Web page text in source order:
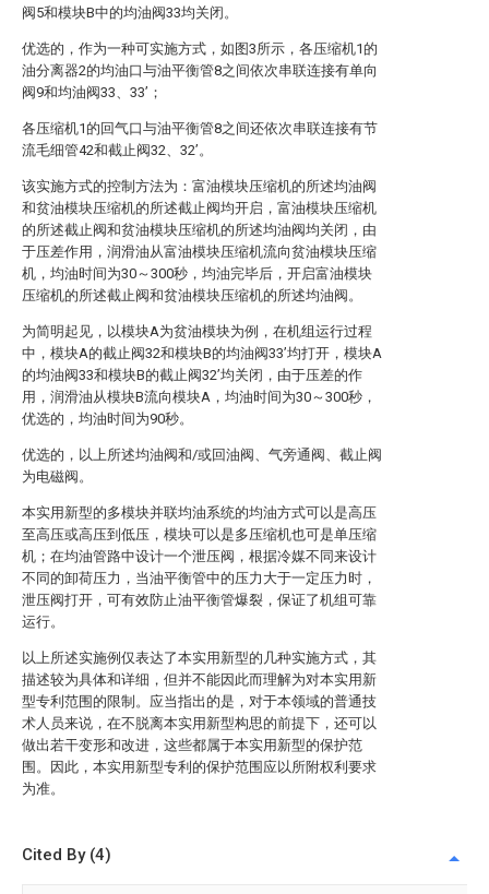
阀5和模块B中的均油阀33均关闭。
优选的，作为一种可实施方式，如图3所示，各压缩机1的
油分离器2的均油口与油平衡管8之间依次串联连接有单向
阀9和均油阀33、33’；
各压缩机1的回气口与油平衡管8之间还依次串联连接有节
流毛细管42和截止阀32、32’。
该实施方式的控制方法为：富油模块压缩机的所述均油阀
和贫油模块压缩机的所述截止阀均开启，富油模块压缩机
的所述截止阀和贫油模块压缩机的所述均油阀均关闭，由
于压差作用，润滑油从富油模块压缩机流向贫油模块压缩
机，均油时间为30～300秒，均油完毕后，开启富油模块
压缩机的所述截止阀和贫油模块压缩机的所述均油阀。
为简明起见，以模块A为贫油模块为例，在机组运行过程
中，模块A的截止阀32和模块B的均油阀33’均打开，模块A
的均油阀33和模块B的截止阀32’均关闭，由于压差的作
用，润滑油从模块B流向模块A，均油时间为30～300秒，
优选的，均油时间为90秒。
优选的，以上所述均油阀和/或回油阀、气旁通阀、截止阀
为电磁阀。
本实用新型的多模块并联均油系统的均油方式可以是高压
至高压或高压到低压，模块可以是多压缩机也可是单压缩
机；在均油管路中设计一个泄压阀，根据冷媒不同来设计
不同的卸荷压力，当油平衡管中的压力大于一定压力时，
泄压阀打开，可有效防止油平衡管爆裂，保证了机组可靠
运行。
以上所述实施例仅表达了本实用新型的几种实施方式，其
描述较为具体和详细，但并不能因此而理解为对本实用新
型专利范围的限制。应当指出的是，对于本领域的普通技
术人员来说，在不脱离本实用新型构思的前提下，还可以
做出若干变形和改进，这些都属于本实用新型的保护范
围。因此，本实用新型专利的保护范围应以所附权利要求
为准。
Cited By (4)